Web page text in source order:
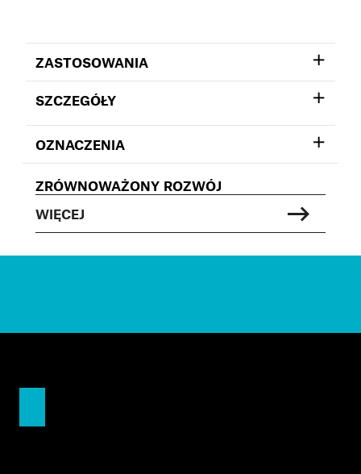
ZASTOSOWANIA
SZCZEGÓŁY
OZNACZENIA
ZRÓWNOWAŻONY ROZWÓJ
WIĘCEJ